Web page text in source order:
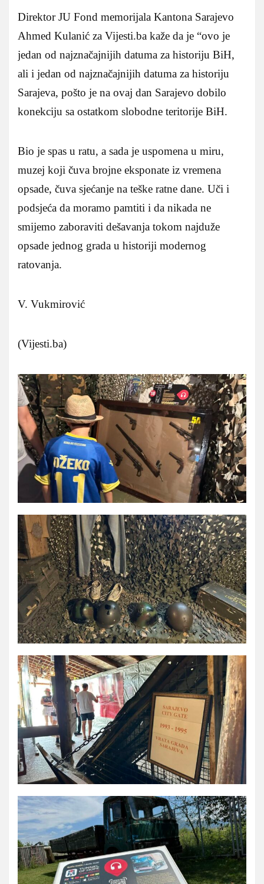
Direktor JU Fond memorijala Kantona Sarajevo
Ahmed Kulanić za Vijesti.ba kaže da je “ovo je
jedan od najznačajnijih datuma za historiju BiH,
ali i jedan od najznačajnijih datuma za historiju
Sarajeva, pošto je na ovaj dan Sarajevo dobilo
konekciju sa ostatkom slobodne teritorije BiH.
Bio je spas u ratu, a sada je uspomena u miru,
muzej koji čuva brojne eksponate iz vremena
opsade, čuva sjećanje na teške ratne dane. Uči i
podsjeća da moramo pamtiti i da nikada ne
smijemo zaboraviti dešavanja tokom najduže
opsade jednog grada u historiji modernog
ratovanja.
V. Vukmirović
(Vijesti.ba)